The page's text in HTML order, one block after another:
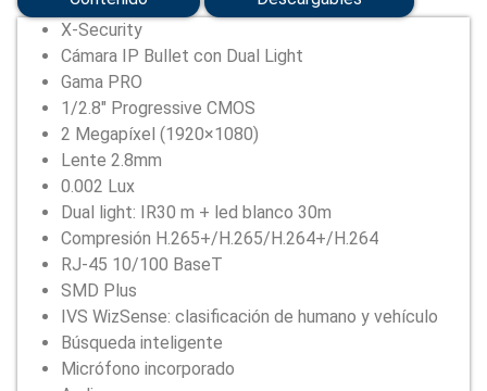
X-Security
Cámara IP Bullet con Dual Light
Gama PRO
1/2.8″ Progressive CMOS
2 Megapíxel (1920×1080)
Lente 2.8mm
0.002 Lux
Dual light: IR30 m + led blanco 30m
Compresión H.265+/H.265/H.264+/H.264
RJ-45 10/100 BaseT
SMD Plus
IVS WizSense: clasificación de humano y vehículo
Búsqueda inteligente
Micrófono incorporado